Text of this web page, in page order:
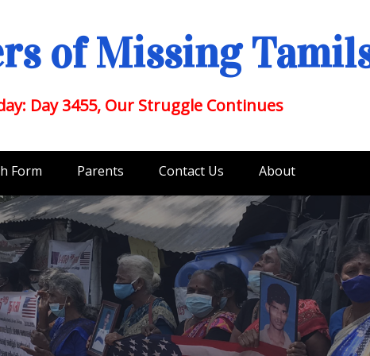
of Missing
Day 3455, Our Struggle Continues
Form Parents Contact Us About